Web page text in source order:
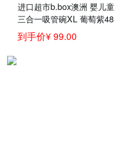
进口超市b.box澳洲 婴儿童
三合一吸管碗XL 葡萄紫48
0ml（bbox辅食吸管碗宝宝
零食碗）
到手价¥ 99.00